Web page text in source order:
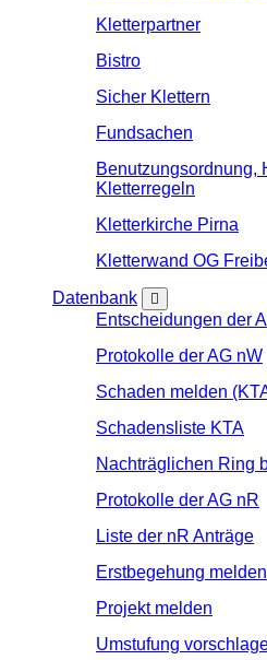
Kletterpartner
Bistro
Sicher Klettern
Fundsachen
Benutzungsordnung,
Kletterregeln
Kletterkirche Pirna
Kletterwand OG
Datenbank
Entscheidungen der
Protokolle der AG nW
Schaden melden
Schadensliste KTA
Nachträglichen Ring
Protokolle der AG nR
Liste der nR Anträge
Erstbegehung melden
Projekt melden
Umstufung